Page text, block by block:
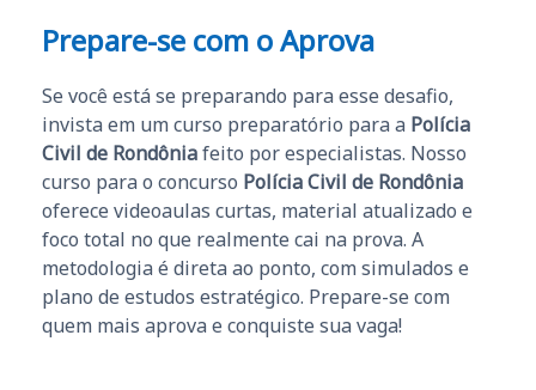
Prepare-se com o Aprova
Se você está se preparando para esse desafio,
invista em um curso preparatório para a Polícia
Civil de Rondôniafeito por especialistas. Nosso
curso para o concurso Polícia Civil de Rondônia
oferece videoaulas curtas, material atualizado e
foco total no que realmente cai na prova. A
metodologia é direta ao ponto, com simulados e
plano de estudos estratégico. Prepare-se com
quem mais aprova e conquiste sua vaga!